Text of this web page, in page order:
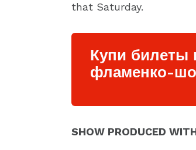
that Saturday.
Купи билеты
фламенко-
SHOW PRODUCED